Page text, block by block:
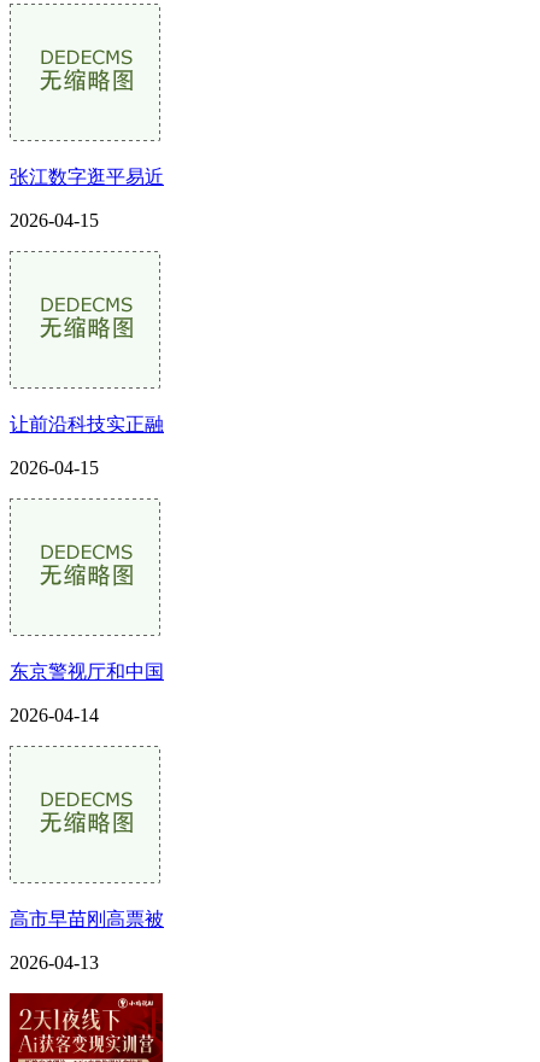
张江数字逛平易近
2026-04-15
让前沿科技实正融
2026-04-15
东京警视厅和中国
2026-04-14
高市早苗刚高票被
2026-04-13